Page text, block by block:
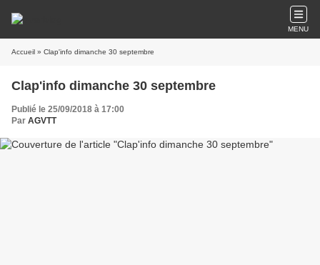
MENU
Accueil » Clap'info dimanche 30 septembre
Clap'info dimanche 30 septembre
Publié le 25/09/2018 à 17:00
Par AGVTT